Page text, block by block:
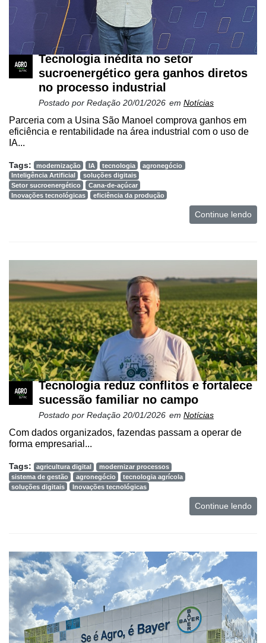
Tecnologia inédita no setor
sucroenergético gera ganhos diretos
no processo industrial
Postado por Redação 20/01/2026 em Notícias
Parceria com a Usina São Manoel comprova ganhos em
eficiência e rentabilidade na área industrial com o uso de
IA...
Tags: modernização IA tecnologia
agronegócio
Inteligência Artificial
soluções digitais
Setor sucroenergético
Cana-de-açúcar
Inovações tecnológicas
eficiência da produção
Continue lendo
Tecnologia reduz conflitos e fortalece
sucessão familiar no campo
Postado por Redação 20/01/2026 em Notícias
Com dados organizados, fazendas passam a operar de
forma empresarial...
Tags: agricultura digital
modernizar processos
sistema de gestão
agronegócio
tecnologia agrícola
soluções digitais
Inovações tecnológicas
Continue lendo